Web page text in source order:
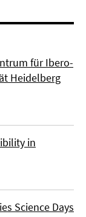
für Ibero-
Heidelberg
in
Science Days